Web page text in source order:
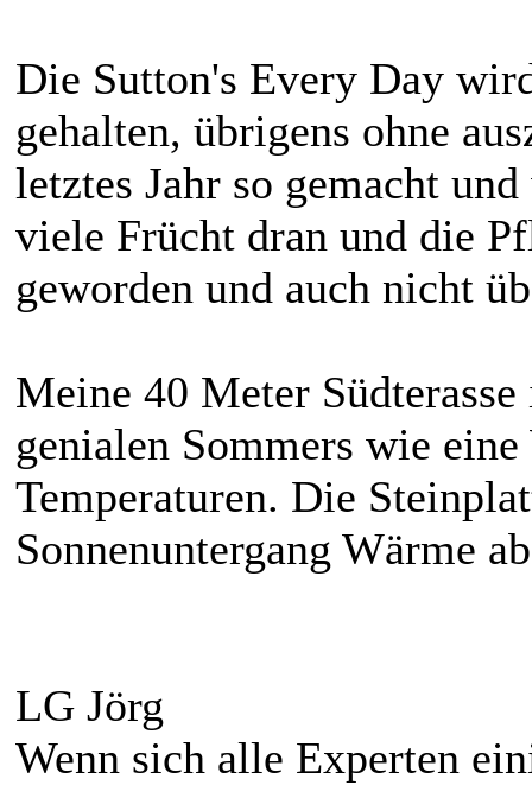
Die Sutton's Every Day
gehalten, übrigens ohne
letztes Jahr so gemacht
viele Frücht dran und die
geworden und auch nicht
Meine 40 Meter
genialen Sommers wie
Temperaturen. Die
Sonnenuntergang Wärme
LG Jörg
Wenn sich alle Experten